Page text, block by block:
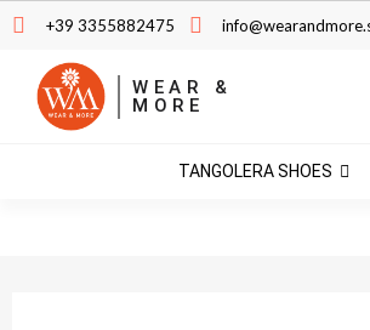
+39 3355882475
WEAR &
MORE
TANGOLERA SHOES